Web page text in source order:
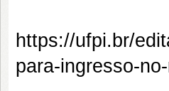
https://ufpi.br/
para-ingresso-